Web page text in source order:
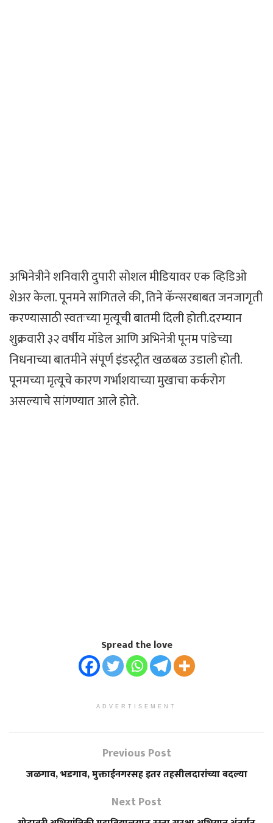
अभिनेत्रीने शनिवारी दुपारी सोशल मीडियावर एक व्हिडिओ
शेअर केला. पूनमने सांगितले की, तिने कॅन्सरबाबत जनजागृती
करण्यासाठी स्वतःच्या मृत्यूची बातमी दिली होती.दरम्यान
शुक्रवारी ३२ वर्षीय मॉडेल आणि अभिनेत्री पूनम पांडेच्या
निधनाच्या बातमीने संपूर्ण इंडस्ट्रीत खळबळ उडाली होती.
पूनमच्या मृत्यूचे कारण गर्भाशयाच्या मुखाचा कर्करोग
असल्याचे सांगण्यात आले होते.
Spread the love
ADVERTISEMENT
Previous Post
जळगाव, भडगाव, मुक्ताईनगरसह इतर तहसीलदारांच्या बदल्या
Next Post